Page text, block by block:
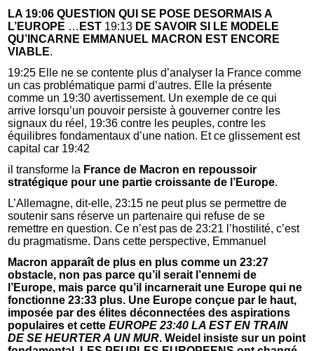
LA 19:06 QUESTION QUI SE POSE DESORMAIS A
L’EUROPE … EST 19:13 DE SAVOIR SI LE MODELE
QU’INCARNE EMMANUEL MACRON EST ENCORE
VIABLE.
19:25 Elle ne se contente plus d’analyser la France comme
un cas problématique parmi d’autres. Elle la présente
comme un 19:30 avertissement. Un exemple de ce qui
arrive lorsqu’un pouvoir persiste à gouverner contre les
signaux du réel, 19:36 contre les peuples, contre les
équilibres fondamentaux d’une nation. Et ce glissement est
capital car 19:42
il transforme la France de Macron en repoussoir
stratégique pour une partie croissante de l’Europe.
L’Allemagne, dit-elle, 23:15 ne peut plus se permettre de
soutenir sans réserve un partenaire qui refuse de se
remettre en question. Ce n’est pas de 23:21 l’hostilité, c’est
du pragmatisme. Dans cette perspective, Emmanuel
Macron apparaît de plus en plus comme un 23:27
obstacle, non pas parce qu’il serait l’ennemi de
l’Europe, mais parce qu’il incarnerait une Europe qui ne
fonctionne 23:33 plus. Une Europe conçue par le haut,
imposée par des élites déconnectées des aspirations
populaires et cetteEUROPE 23:40 LA EST EN TRAIN
DE SE HEURTER A UN MUR. Weidel insiste sur un point